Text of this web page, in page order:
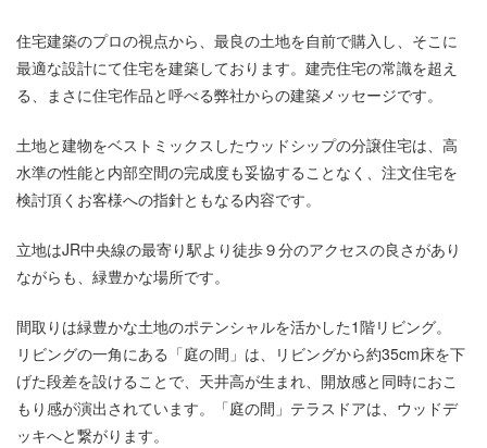
住宅建築のプロの視点から、最良の土地を自前で購入し、そこに
最適な設計にて住宅を建築しております。建売住宅の常識を超え
る、まさに住宅作品と呼べる弊社からの建築メッセージです。
土地と建物をベストミックスしたウッドシップの分譲住宅は、高
水準の性能と内部空間の完成度も妥協することなく、注文住宅を
検討頂くお客様への指針ともなる内容です。
立地はJR中央線の最寄り駅より徒歩９分のアクセスの良さがあり
ながらも、緑豊かな場所です。
間取りは緑豊かな土地のポテンシャルを活かした1階リビング。
リビングの一角にある「庭の間」は、リビングから約35cm床を下
げた段差を設けることで、天井高が生まれ、開放感と同時におこ
もり感が演出されています。「庭の間」テラスドアは、ウッドデ
ッキへと繋がります。